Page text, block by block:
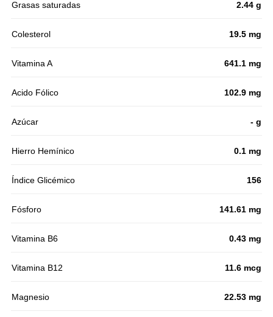
Grasas saturadas 2.44 g
Colesterol 19.5 mg
Vitamina A 641.1 mg
Acido Fólico 102.9 mg
Azúcar - g
Hierro Hemínico 0.1 mg
Índice Glicémico 156
Fósforo 141.61 mg
Vitamina B6 0.43 mg
Vitamina B12 11.6 mcg
Magnesio 22.53 mg